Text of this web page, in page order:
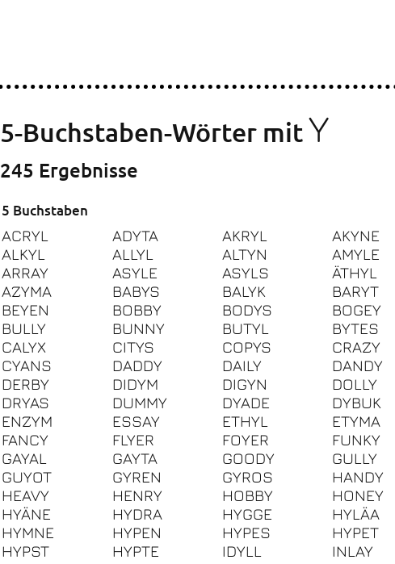
5-Buchstaben-Wörter mitY
245 Ergebnisse
5 Buchstaben
ACRYL
ADYTA AKRYL AKYNE
ALKYL
ALLYL ALTYN AMYLE
ARRAY
ASYLE ASYLS ÄTHYL
AZYMA
BABYS BALYK BARYT
BEYEN
BOBBY BODYS BOGEY
BULLY
BUNNY BUTYL BYTES
CALYX
CITYS COPYS CRAZY
CYANS
DADDY DAILY DANDY
DERBY
DIDYM DIGYN DOLLY
DRYAS
DUMMY DYADE DYBUK
ENZYM
ESSAY ETHYL ETYMA
FANCY
FLYER FOYER FUNKY
GAYAL
GAYTA GOODY GULLY
GUYOT
GYREN GYROS HANDY
HEAVY
HENRY HOBBY HONEY
HYÄNE
HYDRA HYGGE HYLÄA
HYMNE
HYPEN HYPES HYPET
HYPST
HYPTE IDYLL INLAY